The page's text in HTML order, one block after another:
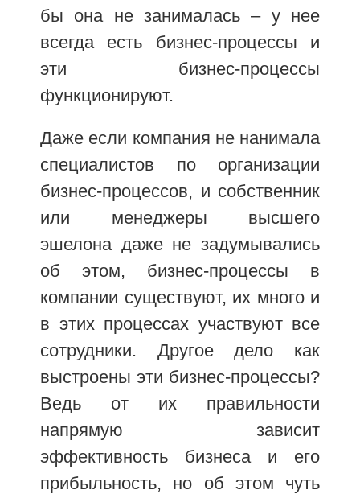
бы она не занималась – у нее
всегда есть бизнес-процессы и
эти бизнес-процессы
функционируют.
Даже если компания не нанимала
специалистов по организации
бизнес-процессов, и собственник
или менеджеры высшего
эшелона даже не задумывались
об этом, бизнес-процессы в
компании существуют, их много и
в этих процессах участвуют все
сотрудники. Другое дело как
выстроены эти бизнес-процессы?
Ведь от их правильности
напрямую зависит
эффективность бизнеса и его
прибыльность, но об этом чуть